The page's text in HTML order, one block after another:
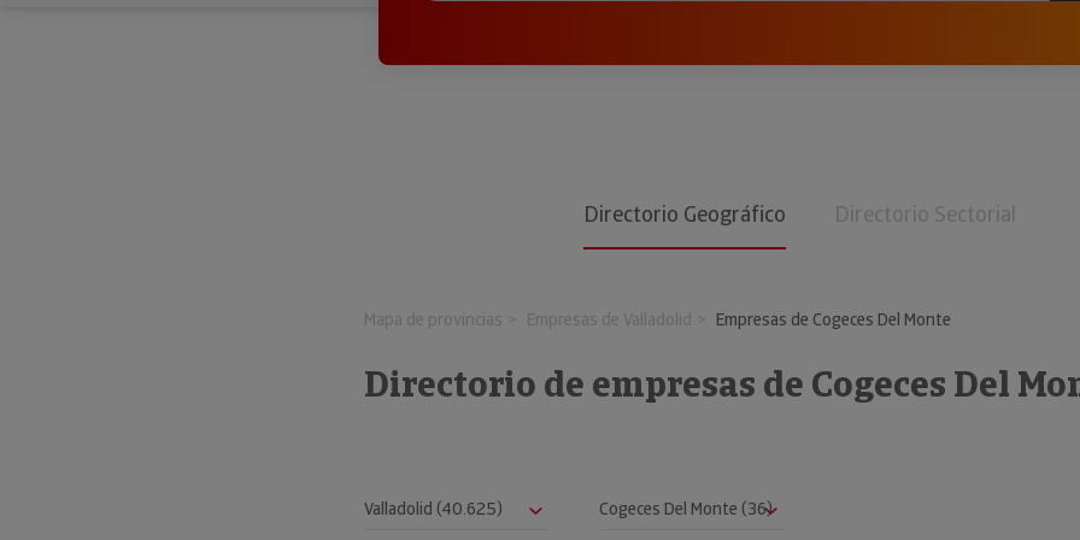
Directorio Geográfico Directorio Sectorial
Mapa de provincias Empresas de Valladolid Empresas de Cogeces Del Monte
Directorio de empresas de Cogeces Del